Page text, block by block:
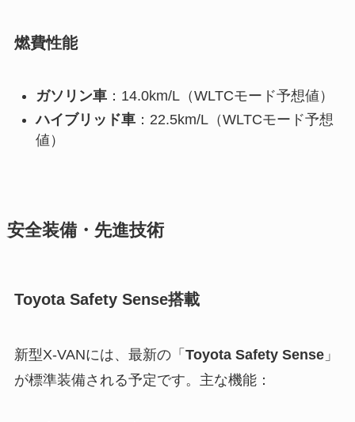
燃費性能
ガソリン車：14.0km/L（WLTCモード予想値）
ハイブリッド車：22.5km/L（WLTCモード予想
値）
安全装備・先進技術
Toyota Safety Sense搭載
新型X-VANには、最新の「 Toyota Safety Sense」
が標準装備される予定です。主な機能：